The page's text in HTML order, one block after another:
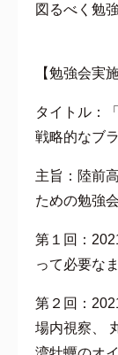
図るべく勉
【勉強会実
タイトル：
戦略的なブ
主旨：陸前
ための勉強会
第１回：
って必要な
第２回：
場内視察、